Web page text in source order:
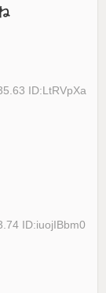
ID:LtRVpXa
ID:iuojIBbm0